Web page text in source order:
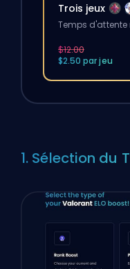
Trois jeux
Temps
$12.00
$2.50 par jeu
1. Sélection du